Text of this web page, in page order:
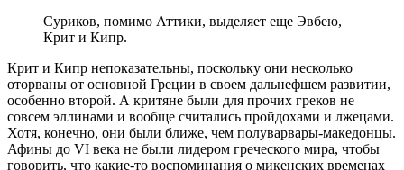
Суриков, помимо Аттики, выделяет еще Эвбею,
Крит и Кипр.
Крит и Кипр непоказательны, поскольку они несколько
оторваны от основной Греции в своем дальнефшем развитии,
особенно второй. А критяне были для прочих греков не
совсем эллинами и вообще считались пройдохами и лжецами.
Хотя, конечно, они были ближе, чем полуварвары-македонцы.
Афины до VI века не были лидером греческого мира, чтобы
говорить, что какие-то воспоминания о микенских временах